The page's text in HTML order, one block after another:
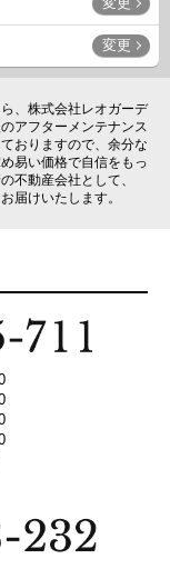
変更
、株式会社レオガーデ
アフターメンテナンス
おりますので、余分な
易い価格で自信をもっ
不動産会社として、
届けいたします。